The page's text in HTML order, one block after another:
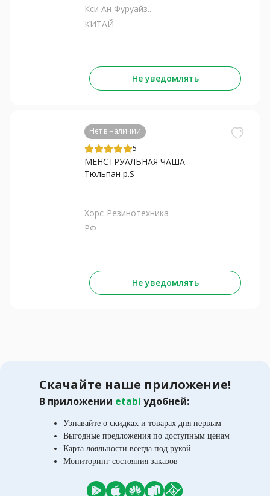
Кси Ан Фуруайз...
КИТАЙ
Не уведомлять
Нет в наличии
5
МЕНСТРУАЛЬНАЯ ЧАША
Тюльпан р.S
Хорс-Резинотехника
РФ
Не уведомлять
Скачайте наше приложение!
В приложении etabl удобней:
Узнавайте о скидках и товарах дня первым
Выгодные предложения по доступным ценам
Карта лояльности всегда под рукой
Мониторинг состояния заказов